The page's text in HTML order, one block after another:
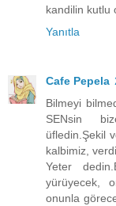
kandilin kutlu
Yanıtla
Cafe Pepela
Bilmeyi
SENsin
üfledin.Şekil
kalbimiz,
Yeter
yürüyecek,
onunla